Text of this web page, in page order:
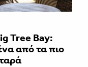
Tree Bay:
από τα πιο